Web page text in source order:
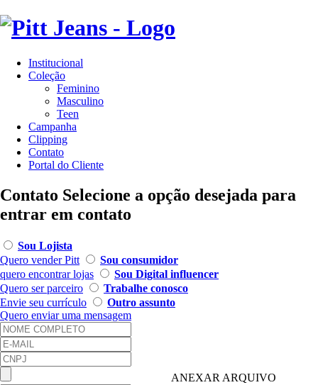
Institucional
Coleção
Feminino
Masculino
Teen
Campanha
Clipping
Contato
Portal do Cliente
Contato Selecione a opção desejada para
entrar em contato
Sou Lojista
Quero vender Pitt
Sou consumidor
quero encontrar lojas
Sou Digital influencer
Quero ser parceiro
Trabalhe conosco
Envie seu currículo
Outro assunto
Quero enviar uma mensagem
ANEXAR ARQUIVO